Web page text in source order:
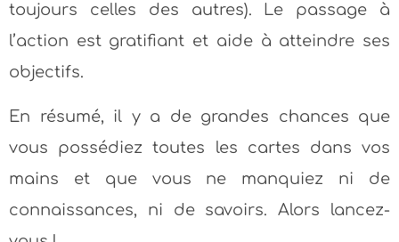
toujours celles des autres). Le passage à
l’action est gratifiant et aide à atteindre ses
objectifs.
En résumé, il y a de grandes chances que
vous possédiez toutes les cartes dans vos
mains et que vous ne manquiez ni de
connaissances, ni de savoirs. Alors lancez-